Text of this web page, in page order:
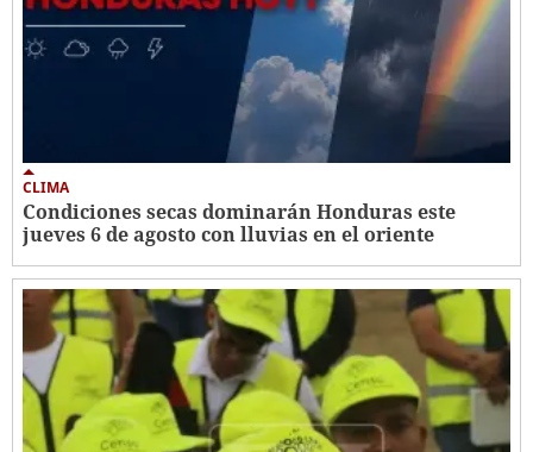
CLIMA
Condiciones secas dominarán Honduras este
jueves 6 de agosto con lluvias en el oriente